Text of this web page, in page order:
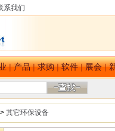
系我们
|产品|求购|软件|展会|
其它环保设备